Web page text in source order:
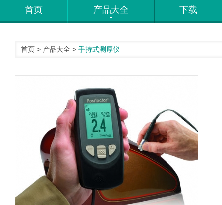
首页 产品大全 下载
首页 > 产品大全 > 手持式测厚仪